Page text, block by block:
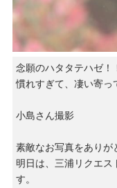
念願のハタタテハゼ！
慣れすぎて、凄い寄っ
小島さん撮影
素敵なお写真をありが
明日は、三浦リクエス
す。